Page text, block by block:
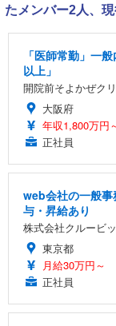
たメンバー2人、
「医師常勤」一
以上」
開院前そよかぜク
大阪府
年収1,800万円
正社員
web会社の一般
与・昇給あり
株式会社クルービ
東京都
月給30万円～
正社員